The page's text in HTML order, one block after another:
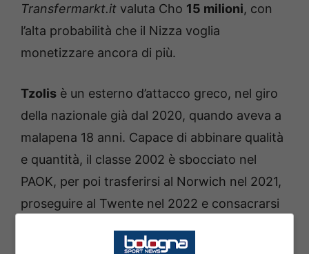
Transfermarkt.it valuta Cho 15 milioni, con
l’alta probabilità che il Nizza voglia
monetizzare ancora di più.
Tzolis è un esterno d’attacco greco, nel giro
della nazionale già dal 2020, quando aveva a
malapena 18 anni. Capace di abbinare qualità
e quantità, il classe 2002 è sbocciato nel
PAOK, per poi trasferirsi al Norwich nel 2021,
proseguire al Twente nel 2022 e consacrarsi
presenze. Dal 2024 gioca alClub Bruges